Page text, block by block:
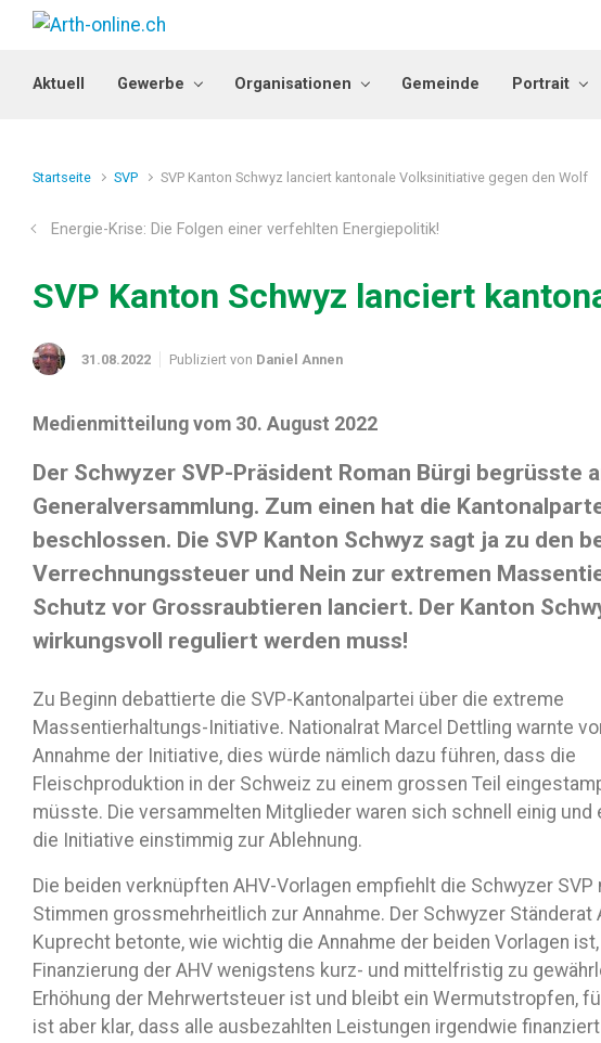
Zum Hauptinhalt springen
Aktuell Gewerbe Organisationen Gemeinde Portrait
Startseite SVP SVP Kanton Schwyz lanciert kantonale Volksinitiative gegen den Wolf
Energie-Krise: Die Folgen einer verfehlten Energiepolitik!
SVP Kanton Schwyz lanciert
31.08.2022 Publiziert von Daniel Annen
Medienmitteilung vom 30. August 2022
Der Schwyzer SVP-Präsident Roman Bürgi
Generalversammlung. Zum einen hat die
beschlossen. Die SVP Kanton Schwyz sagt ja zu den
Verrechnungssteuer und Nein zur extremen
Schutz vor Grossraubtieren lanciert. Der Kanton
wirkungsvoll reguliert werden muss!
Zu Beginn debattierte die SVP-Kantonalpartei über die extreme
Massentierhaltungs-Initiative. Nationalrat Marcel Dettling warnte
Annahme der Initiative, dies würde nämlich dazu führen, dass die
Fleischproduktion in der Schweiz zu einem grossen Teil
müsste. Die versammelten Mitglieder waren sich schnell einig und
die Initiative einstimmig zur Ablehnung.
Die beiden verknüpften AHV-Vorlagen empfiehlt die Schwyzer SVP
Stimmen grossmehrheitlich zur Annahme. Der Schwyzer Ständerat
Kuprecht betonte, wie wichtig die Annahme der beiden Vorlagen
Finanzierung der AHV wenigstens kurz- und mittelfristig zu
Erhöhung der Mehrwertsteuer ist und bleibt ein Wermutstropfen,
ist aber klar, dass alle ausbezahlten Leistungen irgendwie